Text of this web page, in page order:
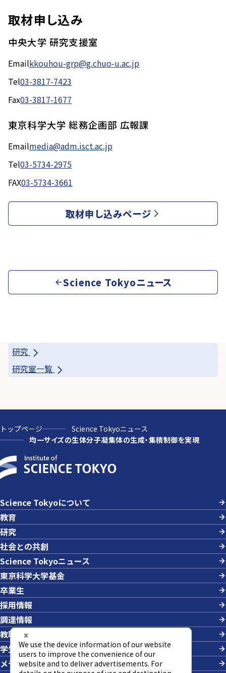
取材申し込み
中央大学 研究支援室
Emailkkouhou-grp@g.chuo-u.ac.jp
Tel03-3817-7423
Fax03-3817-1677
東京科学大学 総務企画部 広報課
Emailmedia@adm.isct.ac.jp
Tel03-5734-2975
FAX03-5734-3661
取材申し込みページ
Science Tokyoニュース
研究
研究室一覧
トップページ
Science Tokyoニュース
均一サイズの生体分子凝集体の生成・集積制御を実現
Science Tokyoについて
教育
研究
社会との共創
Science Tokyoニュース
東京科学大学基金
卒業生
採用情報
調達情報
教職員への業務依頼
学生の採用
メディアの方